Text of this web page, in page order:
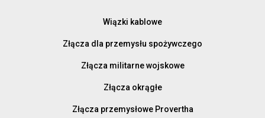
Wiązki kablowe
Złącza dla przemysłu spożywczego
Złącza militarne wojskowe
Złącza okrągłe
Złącza przemysłowe Provertha